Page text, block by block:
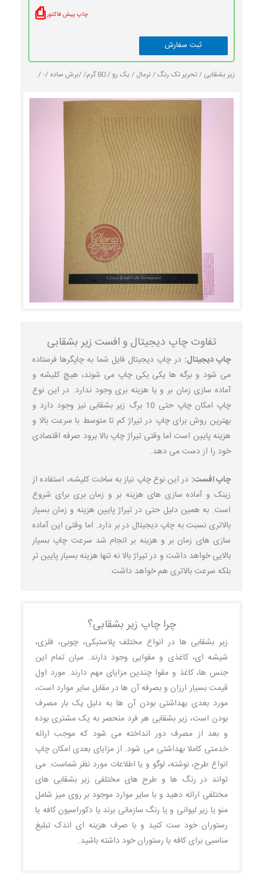
چاپ پیش فاکتور⎙
زیر بشقابی /تحریر تک رنگ / نرمال / یک رو / برش ساده /- /
تفاوت چاپ دیجیتال و افست زیر بشقابی
چاپ دیجیتال: در چاپ دیجیتال فایل شما به چاپگرها فرستاده
می شود و برگه ها یکی یکی چاپ می شوند، هیچ کلیشه و
آماده سازی زمان بر و یا هزینه بری وجود ندارد. در این نوع
چاپ امکان چاپ حتی 10 برگ زیر بشقابی نیز وجود دارد و
بهترین روش برای چاپ در تیراژ کم تا متوسط با سرعت بالا و
هزینه پایین است اما وقتی تیراژ چاپ بالا برود صرفه اقتصادی
خود را از دست می دهد.
چاپ افست: در این نوع چاپ نیاز به ساخت کلیشه، استفاده از
زینک و آماده سازی های هزینه بر و زمان بری برای شروع
است. به همین دلیل حتی در تیراژ پایین هزینه و زمان بسیار
بالاتری نسبت به چاپ دیجیتال در بر دارد. اما وقتی این آماده
سازی های زمان بر و هزینه بر انجام شد سرعت چاپ بسیار
بالایی خواهد داشت و در تیراژ بالا نه تنها هزینه بسیار پایین تر
بلکه سرعت بالاتری هم خواهد داشت.
چرا چاپ زیر بشقابی؟
زیر بشقابی ها در انواع مختلف پلاستیکی، چوبی، فلزی،
شیشه ای، کاغذی و مقوایی وجود دارند. میان تمام این
جنس ها، کاغذ و مقوا چندین مزایای مهم دارند. مورد اول
قیمت بسیار ارزان و بصرفه آن ها در مقابل سایر موارد است،
مورد بعدی بهداشتی بودن آن ها به دلیل یک بار مصرف
بودن است، زیر بشقابی هر فرد منحصر به یک مشتری بوده
و بعد از مصرف دور انداخته می شود که موجب ارائه
خدمتی کاملا بهداشتی می شود. از مزایای بعدی امکان چاپ
انواع طرح، نوشته، لوگو و یا اطلاعات مورد نظر شماست. می
تواند در رنگ ها و طرح های مختلفی زیر بشقابی های
مختلفی ارائه دهید و با سایر موارد موجود بر روی میز شامل
منو یا زیر لیوانی و یا رنگ سازمانی برند یا دکوراسیون کافه یا
رستوران خود ست کنید و با صرف هزینه ای اندک تبلیغ
مناسبی برای کافه یا رستوران خود داشته باشید.